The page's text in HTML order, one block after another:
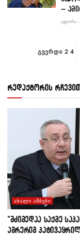
–
ᲐᲕᲢᲝᲠᲘ -
ᲒᲕᲔᲠᲓᲘ 2 4
რედაქტორის
ᲐᲮᲐᲚᲘ ᲐᲛᲑᲔᲑᲘ
“მძიმედაა საქმე
აგრერიგ